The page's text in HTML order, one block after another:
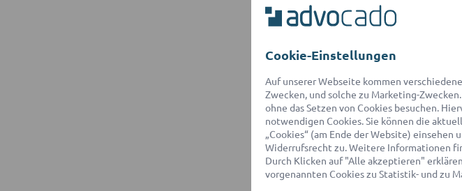
Rechtsanwältin
Selbstständig
Studium
Cookie-Einstellungen
Auf unserer Webseite kommen
Zwecken, und solche zu Marketing-
ohne das Setzen von Cookies besuchen.
notwendigen Cookies. Sie können die
„Cookies“ (am Ende der Website)
Widerrufsrecht zu. Weitere Informationen
Durch Klicken auf "Alle akzeptieren"
vorgenannten Cookies zu Statistik- und zu